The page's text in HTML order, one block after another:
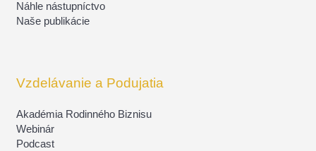
Náhle nástupníctvo
Naše publikácie
Vzdelávanie a Podujatia
Akadémia Rodinného Biznisu
Webinár
Podcast